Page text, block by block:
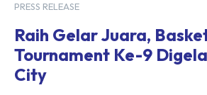
PRESS RELEASE
Raih Gelar Juara,
Tournament Ke-9
City